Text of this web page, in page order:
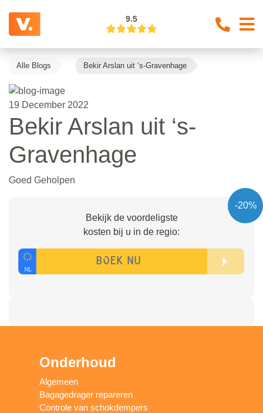
9.5
Alle Blogs Bekir Arslan uit ‘s-Gravenhage
19 December 2022
Bekir Arslan uit ‘s-
Gravenhage
Goed Geholpen
-20%
Bekijk de voordeligste
kosten bij u in de regio:
Onderhoud
Algemeen
Bagagedrager repareren
Controle van schokdempers